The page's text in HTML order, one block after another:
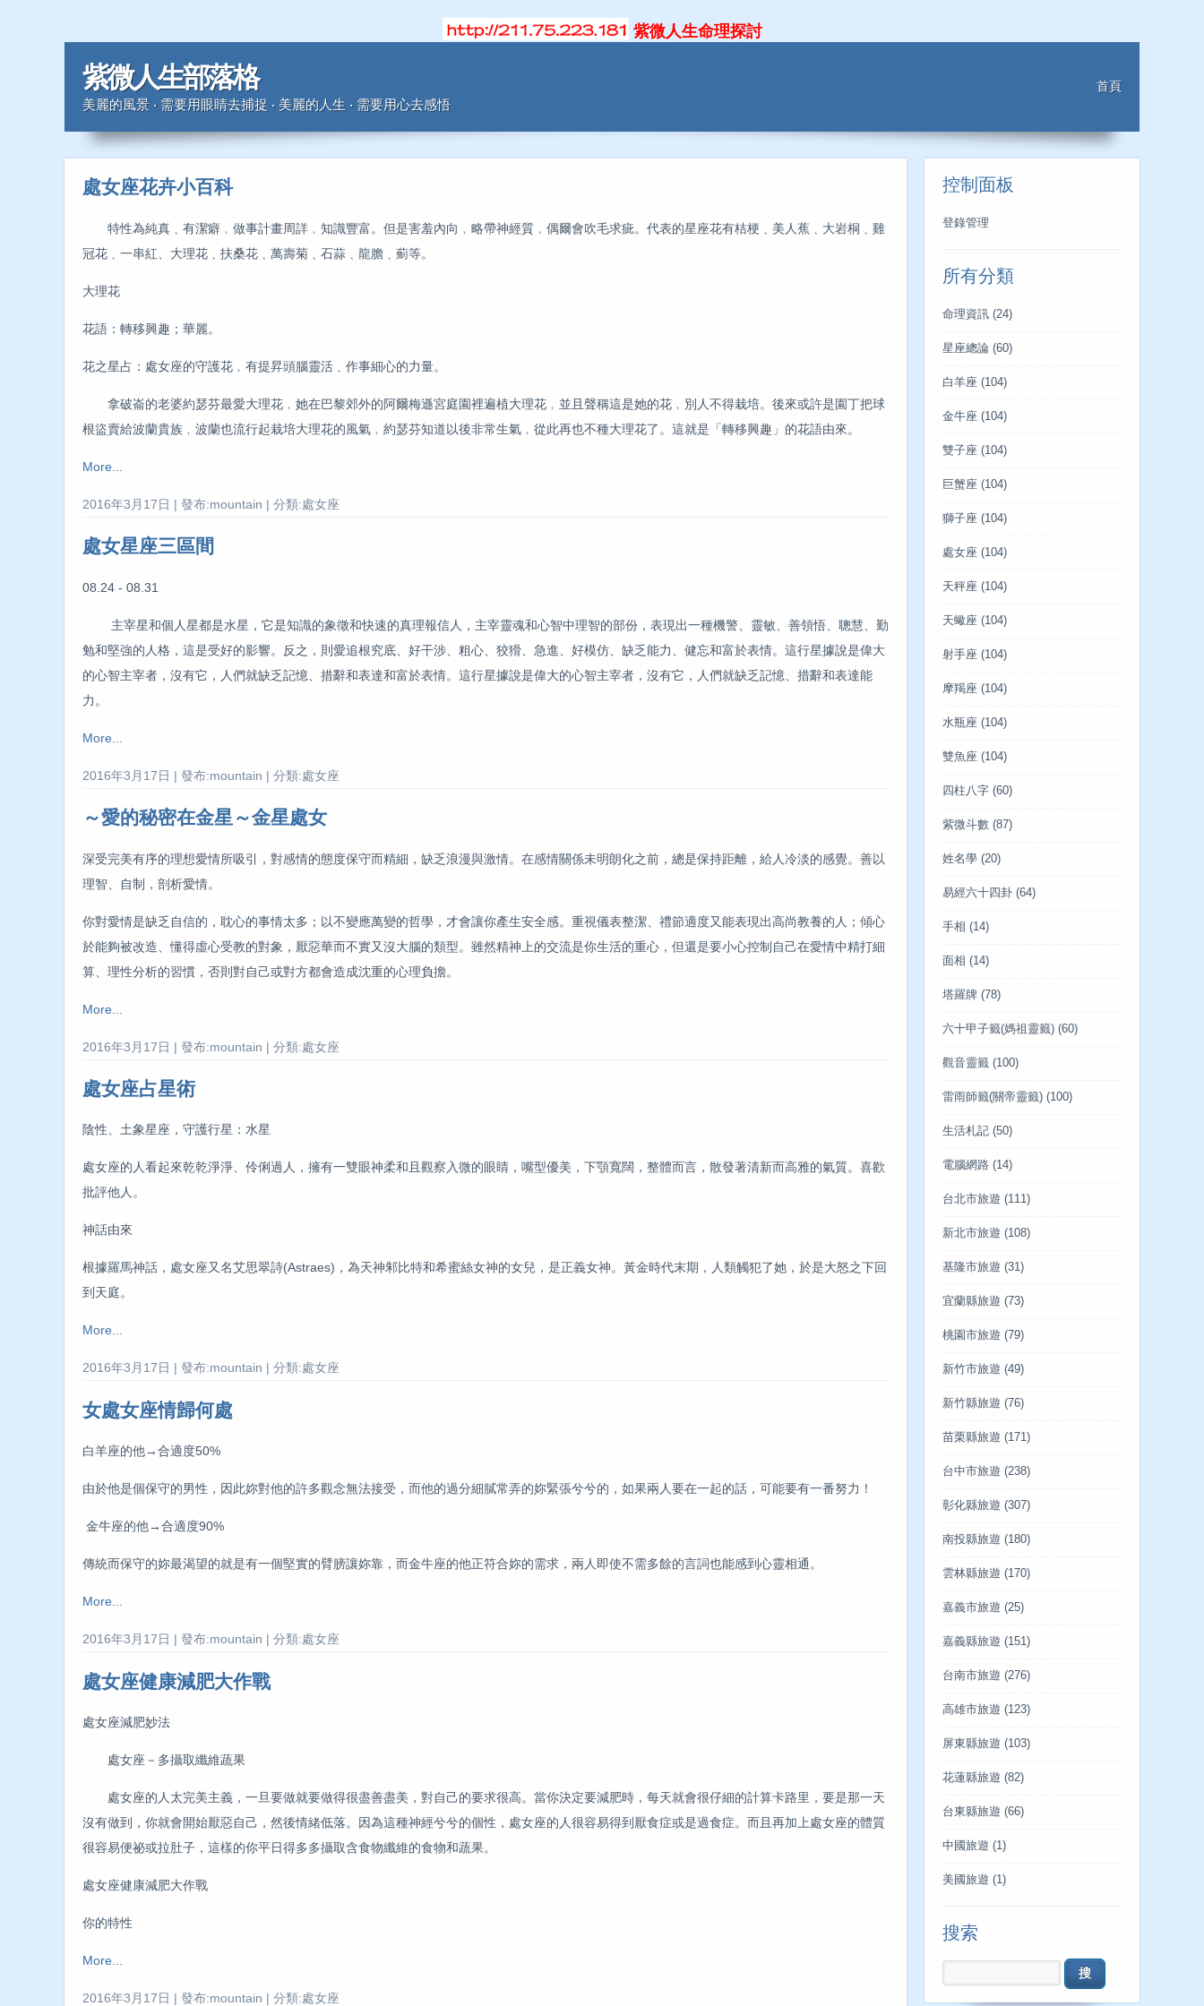
紫微人生命理探討
紫微人生部落格
美麗的風景 ‧ 需要用眼睛去捕捉 ‧ 美麗的人生 ‧ 需要用心去感悟
首頁
處女座花卉小百科
特性為純真﹑有潔癖﹐做事計畫周詳﹐知識豐富。但是害羞內向﹐略帶神經質﹐偶爾會吹毛求疵。代表的星座花有桔梗﹑美人蕉﹑大岩桐﹑雞
冠花﹑一串紅、大理花﹑扶桑花﹑萬壽菊﹑石蒜﹑龍膽﹑薊等。
大理花
花語：轉移興趣；華麗。
花之星占：處女座的守護花﹐有提昇頭腦靈活﹑作事細心的力量。
拿破崙的老婆約瑟芬最愛大理花﹐她在巴黎郊外的阿爾梅遜宮庭園裡遍植大理花﹐並且聲稱這是她的花﹐別人不得栽培。後來或許是園丁把球
根盜賣給波蘭貴族﹐波蘭也流行起栽培大理花的風氣﹐約瑟芬知道以後非常生氣﹐從此再也不種大理花了。這就是「轉移興趣」的花語由來。
More...
2016年3月17日 | 發布:mountain | 分類:處女座
處女星座三區間
08.24 - 08.31
主宰星和個人星都是水星，它是知識的象徵和快速的真理報信人，主宰靈魂和心智中理智的部份，表現出一種機警、靈敏、善領悟、聰慧、勤
勉和堅強的人格，這是受好的影響。反之，則愛追根究底、好干涉、粗心、狡猾、急進、好模仿、缺乏能力、健忘和富於表情。這行星據說是偉大
的心智主宰者，沒有它，人們就缺乏記憶、措辭和表達和富於表情。這行星據說是偉大的心智主宰者，沒有它，人們就缺乏記憶、措辭和表達能
力。
More...
2016年3月17日 | 發布:mountain | 分類:處女座
～愛的秘密在金星～金星處女
深受完美有序的理想愛情所吸引，對感情的態度保守而精細，缺乏浪漫與激情。在感情關係未明朗化之前，總是保持距離，給人冷淡的感覺。善以
理智、自制，剖析愛情。
你對愛情是缺乏自信的，耽心的事情太多；以不變應萬變的哲學，才會讓你產生安全感。重視儀表整潔、禮節適度又能表現出高尚教養的人；傾心
於能夠被改造、懂得虛心受教的對象，厭惡華而不實又沒大腦的類型。雖然精神上的交流是你生活的重心，但還是要小心控制自己在愛情中精打細
算、理性分析的習慣，否則對自己或對方都會造成沈重的心理負擔。
More...
2016年3月17日 | 發布:mountain | 分類:處女座
處女座占星術
陰性、土象星座，守護行星：水星
處女座的人看起來乾乾淨淨、伶俐過人，擁有一雙眼神柔和且觀察入微的眼睛，嘴型優美，下顎寬闊，整體而言，散發著清新而高雅的氣質。喜歡
批評他人。
神話由來
根據羅馬神話，處女座又名艾思翠詩(Astraes)，為天神邾比特和希蜜絲女神的女兒，是正義女神。黃金時代末期，人類觸犯了她，於是大怒之下回
到天庭。
More...
2016年3月17日 | 發布:mountain | 分類:處女座
女處女座情歸何處
白羊座的他→合適度50%
由於他是個保守的男性，因此妳對他的許多觀念無法接受，而他的過分細膩常弄的妳緊張兮兮的，如果兩人要在一起的話，可能要有一番努力！
金牛座的他→合適度90%
傳統而保守的妳最渴望的就是有一個堅實的臂膀讓妳靠，而金牛座的他正符合妳的需求，兩人即使不需多餘的言詞也能感到心靈相通。
More...
2016年3月17日 | 發布:mountain | 分類:處女座
處女座健康減肥大作戰
處女座減肥妙法
處女座－多攝取纖維蔬果
處女座的人太完美主義，一旦要做就要做得很盡善盡美，對自己的要求很高。當你決定要減肥時，每天就會很仔細的計算卡路里，要是那一天
沒有做到，你就會開始厭惡自己，然後情緒低落。因為這種神經兮兮的個性，處女座的人很容易得到厭食症或是過食症。而且再加上處女座的體質
很容易便祕或拉肚子，這樣的你平日得多多攝取含食物纖維的食物和蔬果。
處女座健康減肥大作戰
你的特性
More...
2016年3月17日 | 發布:mountain | 分類:處女座
控制面板
登錄管理
所有分類
命理資訊 (24)
星座總論 (60)
白羊座 (104)
金牛座 (104)
雙子座 (104)
巨蟹座 (104)
獅子座 (104)
處女座 (104)
天秤座 (104)
天蠍座 (104)
射手座 (104)
摩羯座 (104)
水瓶座 (104)
雙魚座 (104)
四柱八字 (60)
紫微斗數 (87)
姓名學 (20)
易經六十四卦 (64)
手相 (14)
面相 (14)
塔羅牌 (78)
六十甲子籤(媽祖靈籤) (60)
觀音靈籤 (100)
雷雨師籤(關帝靈籤) (100)
生活札記 (50)
電腦網路 (14)
台北市旅遊 (111)
新北市旅遊 (108)
基隆市旅遊 (31)
宜蘭縣旅遊 (73)
桃園市旅遊 (79)
新竹市旅遊 (49)
新竹縣旅遊 (76)
苗栗縣旅遊 (171)
台中市旅遊 (238)
彰化縣旅遊 (307)
南投縣旅遊 (180)
雲林縣旅遊 (170)
嘉義市旅遊 (25)
嘉義縣旅遊 (151)
台南市旅遊 (276)
高雄市旅遊 (123)
屏東縣旅遊 (103)
花蓮縣旅遊 (82)
台東縣旅遊 (66)
中國旅遊 (1)
美國旅遊 (1)
搜索